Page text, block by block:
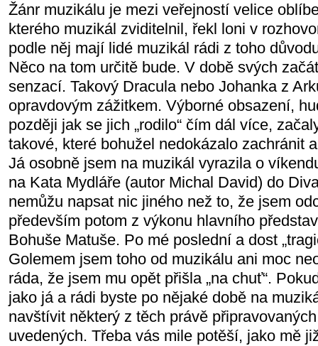
Žánr muzikálu je mezi veřejností velice
kterého muzikál zviditelnil, řekl loni v
podle něj mají lidé muzikál rádi z toho
Něco na tom určitě bude. V době svých
senzací. Takový Dracula nebo Johanka z
opravdovým zážitkem. Výborné obsazení,
později jak se jich „rodilo“ čím dál více,
takové, které bohužel nedokázalo zachránit
Já osobně jsem na muzikál vyrazila o
na Kata Mydláře (autor Michal David) do
nemůžu napsat nic jiného než to, že jsem
především potom z výkonu hlavního
Bohuše Matuše. Po mé poslední a dost
Golemem jsem toho od muzikálu ani moc
ráda, že jsem mu opět přišla „na chuť“.
jako já a rádi byste po nějaké době na
navštívit některý z těch právě
uvedených. Třeba vás mile potěší, jako mě